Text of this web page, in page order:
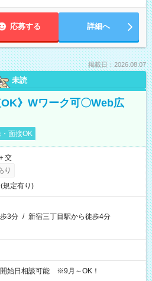
応募する 詳細へ
掲載日：2026.08.07
未読
OK》Wワーク可〇Web広
面接OK
交
り
規定有り)
3分 / 新宿三丁目駅から徒歩4分
始日相談可能 ※9月～OK！